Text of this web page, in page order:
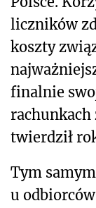
liczników
koszty
finalnie
rachunkach
twierdził
Tym
u